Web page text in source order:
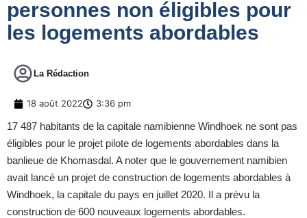
personnes non éligibles pour
les logements abordables
La Rédaction
18 août 2022 3:36 pm
17 487 habitants de la capitale namibienne Windhoek ne sont pas
éligibles pour le projet pilote de logements abordables dans la
banlieue de Khomasdal. A noter que le gouvernement namibien
avait lancé un projet de construction de logements abordables à
Windhoek, la capitale du pays en juillet 2020. Il a prévu la
construction de 600 nouveaux logements abordables.